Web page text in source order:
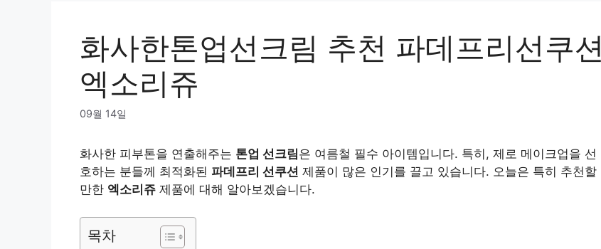
화사한톤업선크림 추천 파데프리선쿠션
엑소리쥬
09월 14일
화사한 피부톤을 연출해주는 톤업 선크림은 여름철 필수 아이템입니다. 특히, 제로 메이크업을 선
호하는 분들께 최적화된 파데프리 선쿠션 제품이 많은 인기를 끌고 있습니다. 오늘은 특히 추천할
만한 엑소리쥬 제품에 대해 알아보겠습니다.
목차